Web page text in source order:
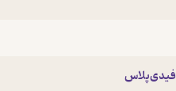
فیدی‌پلاس